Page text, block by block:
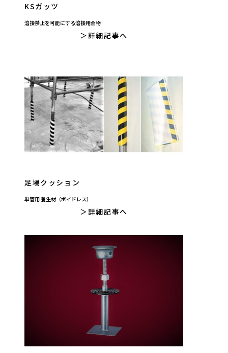
KSガッツ
溶接禁止を可能にする溶接用金物
詳細記事へ
足場クッション
単管用 養生材（ボイドレス）
詳細記事へ